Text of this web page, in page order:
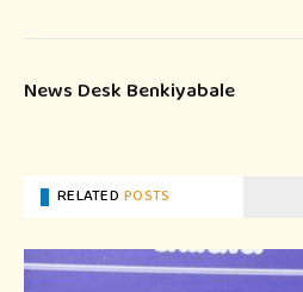
News Desk Benkiyabale
RELATEDPOSTS